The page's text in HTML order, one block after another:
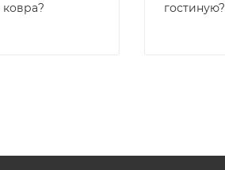
гостиную?